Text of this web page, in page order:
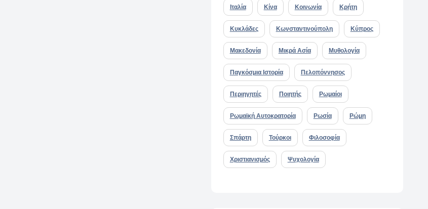
Ιταλία Κίνα Κοινωνία Κρήτη
Κυκλάδες Κωνσταντινούπολη Κύπρος
Μακεδονία Μικρά Ασία Μυθολογία
Παγκόσμια Ιστορία Πελοπόννησος
Περιηγητές Ποιητής Ρωμαίοι
Ρωμαϊκή Αυτοκρατορία Ρωσία Ρώμη
Σπάρτη Τούρκοι Φιλοσοφία
Χριστιανισμός Ψυχολογία